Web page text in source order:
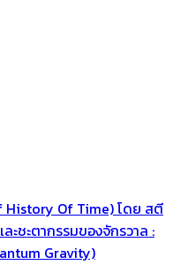
History Of Time) โดย สตี
ะชะตากรรมของจักรวาล :
Gravity)